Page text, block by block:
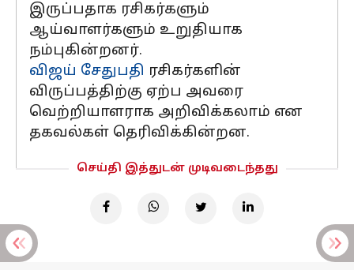
இருப்பதாக ரசிகர்களும்
ஆய்வாளர்களும் உறுதியாக
நம்புகின்றனர்.
விஜய் சேதுபதி ரசிகர்களின்
விருப்பத்திற்கு ஏற்ப அவரை
வெற்றியாளராக அறிவிக்கலாம் என
தகவல்கள் தெரிவிக்கின்றன.
செய்தி இத்துடன் முடிவடைந்தது